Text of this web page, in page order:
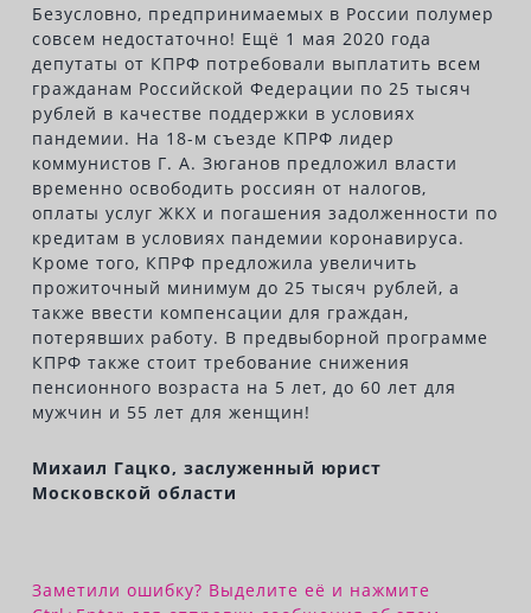
Безусловно, предпринимаемых в России полумер
совсем недостаточно! Ещё 1 мая 2020 года
депутаты от КПРФ потребовали выплатить всем
гражданам Российской Федерации по 25 тысяч
рублей в качестве поддержки в условиях
пандемии. На 18-м съезде КПРФ лидер
коммунистов Г. А. Зюганов предложил власти
временно освободить россиян от налогов,
оплаты услуг ЖКХ и погашения задолженности по
кредитам в условиях пандемии коронавируса.
Кроме того, КПРФ предложила увеличить
прожиточный минимум до 25 тысяч рублей, а
также ввести компенсации для граждан,
потерявших работу. В предвыборной программе
КПРФ также стоит требование снижения
пенсионного возраста на 5 лет, до 60 лет для
мужчин и 55 лет для женщин!
Михаил Гацко, заслуженный юрист
Московской области
Заметили ошибку? Выделите её и нажмите